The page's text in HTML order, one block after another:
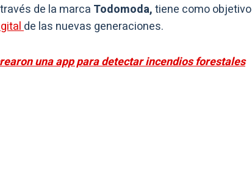
de la marca Todomoda,tiene como objetivo
de las nuevas generaciones.
una app para detectar incendios forestales